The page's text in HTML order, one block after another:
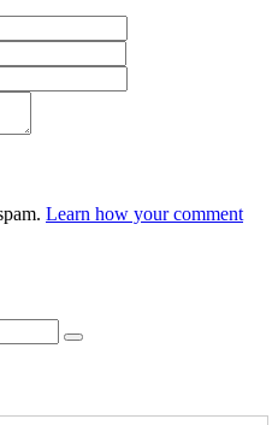
Learn how your comment